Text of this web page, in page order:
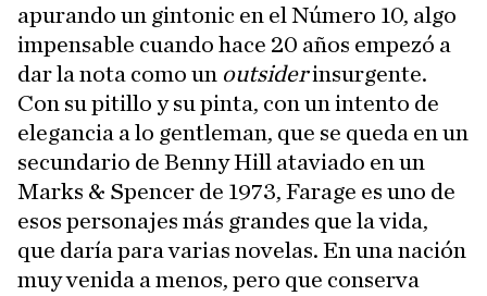
apurando un gintonic en el Número 10, algo
impensable cuando hace 20 años empezó a
dar la nota como un outsiderinsurgente.
Con su pitillo y su pinta, con un intento de
elegancia a lo gentleman, que se queda en un
secundario de Benny Hill ataviado en un
Marks & Spencer de 1973, Farage es uno de
esos personajes más grandes que la vida,
que daría para varias novelas. En una nación
muy venida a menos, pero que conserva